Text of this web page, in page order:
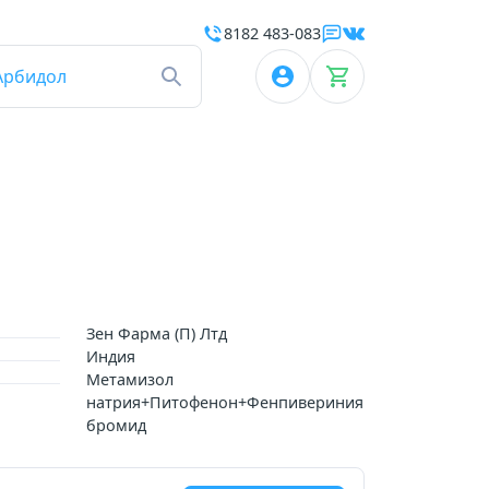
8182 483-083
Зен Фарма (П) Лтд
Индия
Метамизол
натрия+Питофенон+Фенпивериния
бромид